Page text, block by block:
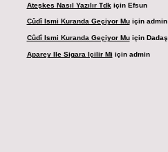
Ateşkes Nasıl Yazılır Tdk için Efsun
Cûdî Ismi Kuranda Geçiyor Muiçin admin
Cûdî Ismi Kuranda Geçiyor Muiçin Dadaş
Aparey Ile Sigara Içilir Mi için admin